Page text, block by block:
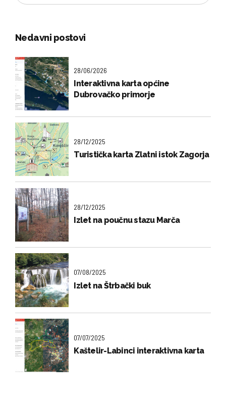
Nedavni postovi
28/06/2026
Interaktivna karta općine
Dubrovačko primorje
28/12/2025
Turistička karta Zlatni istok Zagorja
28/12/2025
Izlet na poučnu stazu Marča
07/08/2025
Izlet na Štrbački buk
07/07/2025
Kaštelir-Labinci interaktivna karta